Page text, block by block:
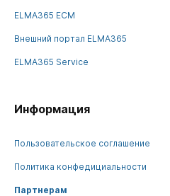
ELMA365 ECM
Внешний портал ELMA365
ELMA365 Service
Информация
Пользовательское соглашение
Политика конфедициальности
Партнерам